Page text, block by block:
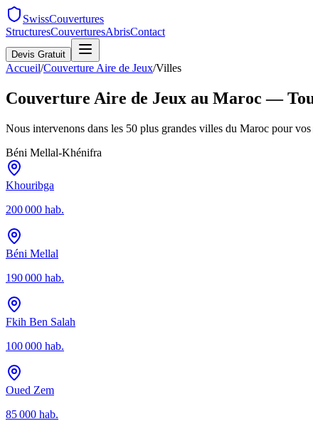
SwissCouvertures
StructuresCouverturesAbrisContact
Devis Gratuit
Accueil/Couverture Aire de Jeux/Villes
Couverture Aire de Jeux au Maroc —
Nous intervenons dans les 50 plus grandes villes du Maroc pour vos
Béni Mellal-Khénifra
Khouribga
200 000 hab.
Béni Mellal
190 000 hab.
Fkih Ben Salah
100 000 hab.
Oued Zem
85 000 hab.